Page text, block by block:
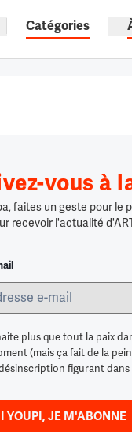
documentaires
Catégories
vous à
faites un geste pour
recevoir l'actualité
plus que tout la paix
(mais ça fait de la
figurant dans
YOUPI, JE M'ABONNE